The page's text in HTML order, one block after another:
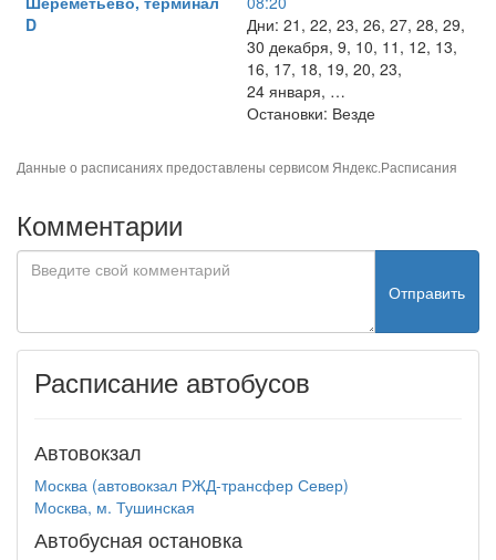
D
Дни: 21, 22, 23, 26, 27, 28, 29,
30 декабря, 9, 10, 11, 12, 13,
16, 17, 18, 19, 20, 23,
24 января, …
Остановки: Везде
Данные о расписаниях предоставлены сервисом Яндекс.Расписания
Комментарии
Отправить
Расписание автобусов
Автовокзал
Москва (автовокзал РЖД-трансфер Север)
Москва, м. Тушинская
Автобусная остановка